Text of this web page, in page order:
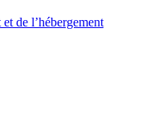
de l’hébergement